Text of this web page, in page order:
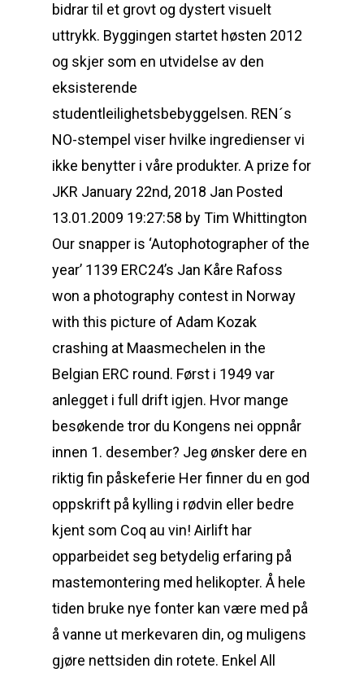
bidrar til et grovt og dystert visuelt
uttrykk. Byggingen startet høsten 2012
og skjer som en utvidelse av den
eksisterende
studentleilighetsbebyggelsen. REN´s
NO-stempel viser hvilke ingredienser vi
ikke benytter i våre produkter. A prize for
JKR January 22nd, 2018 Jan Posted
13.01.2009 19:27:58 by Tim Whittington
Our snapper is ‘Autophotographer of the
year’ 1139 ERC24’s Jan Kåre Rafoss
won a photography contest in Norway
with this picture of Adam Kozak
crashing at Maasmechelen in the
Belgian ERC round. Først i 1949 var
anlegget i full drift igjen. Hvor mange
besøkende tror du Kongens nei oppnår
innen 1. desember? Jeg ønsker dere en
riktig fin påskeferie Her finner du en god
oppskrift på kylling i rødvin eller bedre
kjent som Coq au vin! Airlift har
opparbeidet seg betydelig erfaring på
mastemontering med helikopter. Å hele
tiden bruke nye fonter kan være med på
å vanne ut merkevaren din, og muligens
gjøre nettsiden din rotete. Enkel All